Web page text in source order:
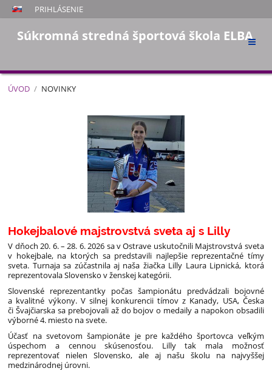
PRIHLÁSENIE
Súkromná stredná športová škola ELBA
ÚVOD / NOVINKY
Hokejbalové majstrovstvá sveta aj s Lilly
V dňoch 20. 6. – 28. 6. 2026 sa v Ostrave uskutočnili Majstrovstvá sveta
v hokejbale, na ktorých sa predstavili najlepšie reprezentačné tímy
sveta. Turnaja sa zúčastnila aj naša žiačka Lilly Laura Lipnická, ktorá
reprezentovala Slovensko v ženskej kategórii.
Slovenské reprezentantky počas šampionátu predvádzali bojovné
a kvalitné výkony. V silnej konkurencii tímov z Kanady, USA, Česka
či Švajčiarska sa prebojovali až do bojov o medaily a napokon obsadili
výborné 4. miesto na svete.
Účasť na svetovom šampionáte je pre každého športovca veľkým
úspechom a cennou skúsenosťou. Lilly tak mala možnosť
reprezentovať nielen Slovensko, ale aj našu školu na najvyššej
medzinárodnej úrovni.